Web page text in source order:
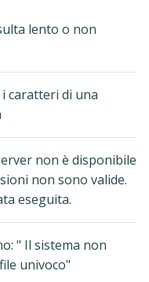
lento o non
caratteri di una
non è disponibile
non sono valide.
eseguita.
" Il sistema non
univoco"